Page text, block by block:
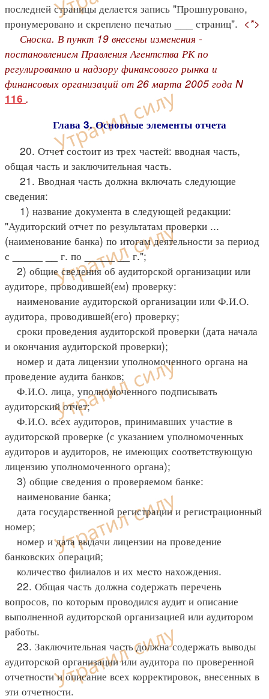
последней страницы делается запись "Прошнуровано,
пронумеровано и скреплено печатью ___ страниц". <*>
Сноска. В пункт 19 внесены изменения -
постановлением Правления Агентства РК по
регулированию и надзору финансового рынка и
финансовых организаций от 26 марта 2005 года N
116 .
Глава 3. Основные элементы отчета
20. Отчет состоит из трех частей: вводная часть,
общая часть и заключительная часть.
21. Вводная часть должна включать следующие
сведения:
1) название документа в следующей редакции:
"Аудиторский отчет по результатам проверки ...
(наименование банка) по итогам деятельности за период
с _____ __ г. по _____ __ г.";
2) общие сведения об аудиторской организации или
аудиторе, проводившей(ем) проверку:
наименование аудиторской организации или Ф.И.О.
аудитора, проводившей(его) проверку;
сроки проведения аудиторской проверки (дата начала
и окончания аудиторской проверки);
номер и дата лицензии уполномоченного органа на
проведение аудита банков;
Ф.И.О. лица, уполномоченного подписывать
аудиторский отчет;
Ф.И.О. всех аудиторов, принимавших участие в
аудиторской проверке (с указанием уполномоченных
аудиторов и аудиторов, не имеющих соответствующую
лицензию уполномоченного органа);
3) общие сведения о проверяемом банке:
наименование банка;
дата государственной регистрации и регистрационный
номер;
номер и дата выдачи лицензии на проведение
банковских операций;
количество филиалов и их место нахождения.
22. Общая часть должна содержать перечень
вопросов, по которым проводился аудит и описание
выполненной аудиторской организацией или аудитором
работы.
23. Заключительная часть должна содержать выводы
аудиторской организации или аудитора по проверенной
отчетности и описание всех корректировок, внесенных в
эти отчетности.